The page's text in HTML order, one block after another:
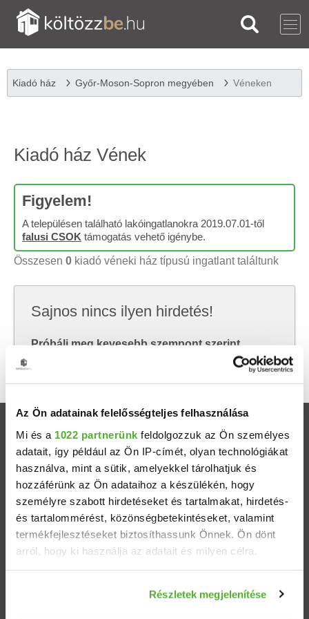
Az Ön adatainak felelősségteljes felhasználása
Mi és a 1022 partnerünk feldolgozzuk az Ön személyes
adatait, így például az Ön IP-címét, olyan technológiákat
használva, mint a sütik, amelyekkel tárolhatjuk és
hozzáférünk az Ön adataihoz a készülékén, hogy
személyre szabott hirdetéseket és tartalmakat, hirdetés-
és tartalommérést, közönségbetekintéseket, valamint
termékfejlesztéseket biztosíthassunk Önnek. Ön dönt
arról, hogy ki használja az adatait és milyen célra.
Információgyűjtés az Ön földrajzi elhelyezkedéséről
Részletek megjelenítése
Kiadó ház Győr-Moson-Sopron megyében Véneken
Kiadó ház Vének
Figyelem!
A településen található lakóingatlanokra 2019.07.01-től
falusi CSOK támogatás vehető igénybe.
Összesen 0 kiadó véneki ház típusú ingatlant találtunk
Sajnos nincs ilyen hirdetés!
Próbálj meg kevesebb szempont szerint
keresni, hátha akkor megtalálod, amit keresel.
Ingatlanok
Eladó házak
Eladó lakások
Települések